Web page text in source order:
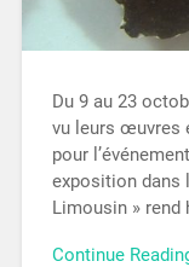
Du 9 au 23
vu leurs œuvres
pour
exposition dans
Limousin » rend
Continue